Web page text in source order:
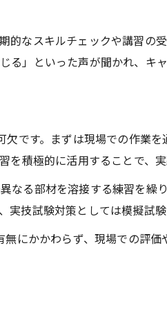
は本当に難しいのか検証
接資格取得のリアル
職と収入
定した就職を叶える方法
アップに直結する理由
溶接の転職を有利に進める
アアップを目指す実践法
がもたらす雇用の安定性
なスキルチェックや講習の
」といった声が聞かれ、キ
です。まずは現場での作業
積極的に活用することで、実
る部材を溶接する練習を繰
技試験対策としては模擬試
にかかわらず、現場での評